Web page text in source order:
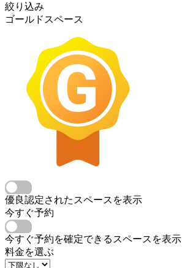
絞り込み
ゴールドスペース
優良認定されたスペースを表示
今すぐ予約
今すぐ予約を確定できるスペースを表示
料金を選ぶ